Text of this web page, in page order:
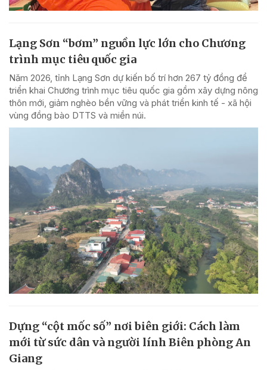
Lạng Sơn “bơm” nguồn lực lớn cho Chương
trình mục tiêu quốc gia
Năm 2026, tỉnh Lạng Sơn dự kiến bố trí hơn 267 tỷ đồng để
triển khai Chương trình mục tiêu quốc gia gồm xây dựng nông
thôn mới, giảm nghèo bền vững và phát triển kinh tế - xã hội
vùng đồng bào DTTS và miền núi.
Dựng “cột mốc số” nơi biên giới: Cách làm
mới từ sức dân và người lính Biên phòng An
Giang